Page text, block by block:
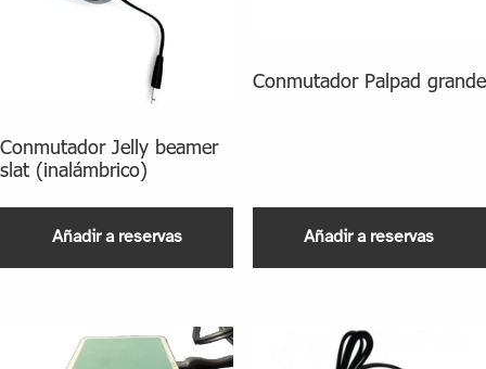
Conmutador Jelly beamer
slat (inalámbrico)
Añadir a reservas
Conmutador Palpad grande
Añadir a reservas